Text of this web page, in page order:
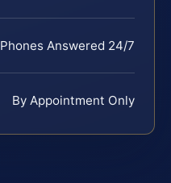
Phones Answered 24/7
By Appointment Only